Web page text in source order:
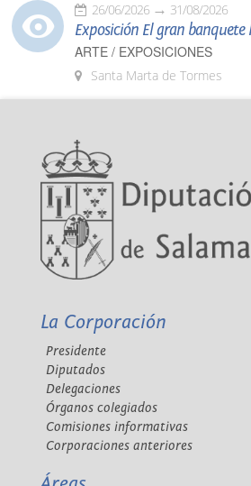
26/06/2026 31/08/2026
Exposición El gran banquete
ARTE / EXPOSICIONES
Santa Marta de Tormes
La Corporación
Presidente
Diputados
Delegaciones
Órganos colegiados
Comisiones informativas
Corporaciones anteriores